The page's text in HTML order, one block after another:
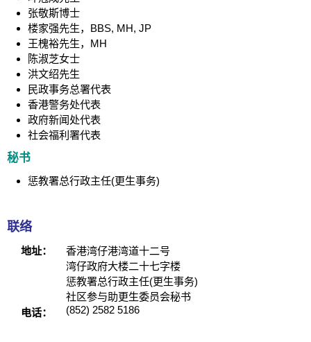
张敬斯博士
楼家强先生，BBS, MH, JP
王槐裕先生，MH
陈淑芝女士
洪文绍先生
民政事务总署代表
香港警务处代表
政府新闻处代表
社会福利署代表
秘书
惩教署总行政主任(更生事务)
联络
地址：
香港湾仔港湾道十二号
湾仔政府大楼二十七字楼
惩教署总行政主任(更生事务)
社区参与助更生委员会秘书
电话：
(852) 2582 5186